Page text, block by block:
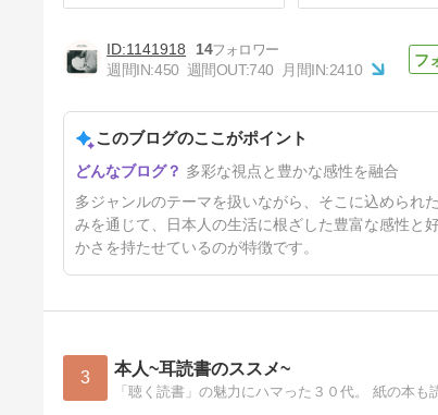
坂本龍一 その音楽人生を語る
本
5ヶ月前
1141918
14
週間IN:450 週間OUT:740 月間IN:2410
このブログのここがポイント
多彩な視点と豊かな感性を融合
多ジャンルのテーマを扱いながら、そこに込められ
みを通じて、日本人の生活に根ざした豊富な感性と
かさを持たせているのが特徴です。
3 本人~耳読書のススメ~
「聴く読書」の魅力にハマった３０代。 紙の本も